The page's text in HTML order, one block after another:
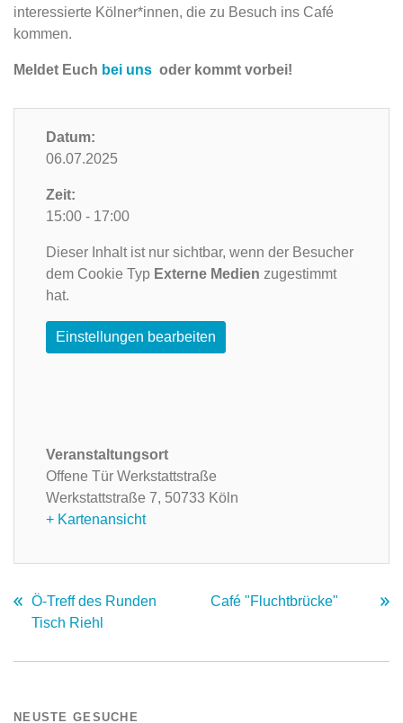
interessierte Kölner*innen, die zu Besuch ins Café
kommen.
Meldet Euch bei uns oder kommt vorbei!
Datum:
06.07.2025
Zeit:
15:00 - 17:00
Dieser Inhalt ist nur sichtbar, wenn der Besucher
dem Cookie Typ Externe Medien zugestimmt
hat.
Einstellungen bearbeiten
Veranstaltungsort
Offene Tür Werkstattstraße
Werkstattstraße 7, 50733 Köln
+ Kartenansicht
Ö-Treff des Runden
Tisch Riehl
Café "Fluchtbrücke"
NEUSTE GESUCHE